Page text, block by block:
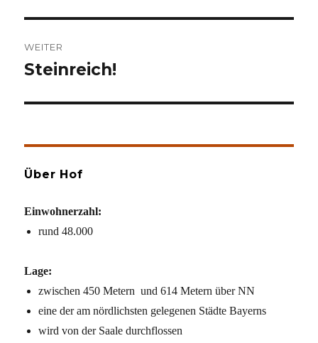
WEITER
Nächster
Steinreich!
Über Hof
Einwohnerzahl:
rund 48.000
Lage:
zwischen 450 Metern und 614 Metern über NN
eine der am nördlichsten gelegenen Städte Bayerns
wird von der Saale durchflossen